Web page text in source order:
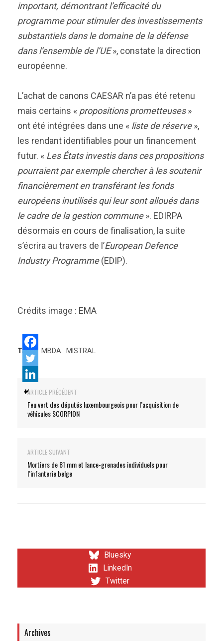
important, démontrant l’efficacité du
programme pour stimuler des investissements
substantiels dans le domaine de la défense
dans l’ensemble de l’UE», constate la direction
européenne.
L’achat de canons CAESAR n’a pas été retenu
mais certains « propositions prometteuses»
ont été intégrées dans une « liste de réserve»,
les rendant identifiables pour un financement
futur. « Les États investis dans ces propositions
pourraient par exemple chercher à les soutenir
financièrement en transférant les fonds
européens inutilisés qui leur sont alloués dans
le cadre de la gestion commune». EDIRPA
désormais en cours de finalisation, la suite
s’écrira au travers de l’European Defence
Industry Programme(EDIP).
Crédits image : EMA
Tags: MBDA MISTRAL
ARTICLE PRÉCÉDENT
Feu vert des députés luxembourgeois pour l’acquisition de
véhicules SCORPION
ARTICLE SUIVANT
Mortiers de 81 mm et lance-grenades individuels pour
l’infanterie belge
Bluesky
LinkedIn
Twitter
Archives